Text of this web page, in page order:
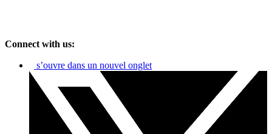
Connect with us:
s’ouvre dans un nouvel onglet